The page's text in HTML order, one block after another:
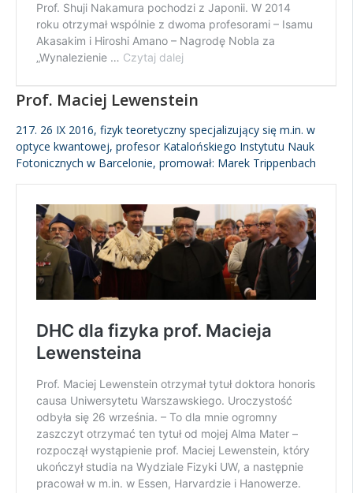
Prof. Maciej Lewenstein
217. 26 IX 2016, fizyk teoretyczny specjalizujący się m.in. w
optyce kwantowej, profesor Katalońskiego Instytutu Nauk
Fotonicznych w Barcelonie, promował: Marek Trippenbach